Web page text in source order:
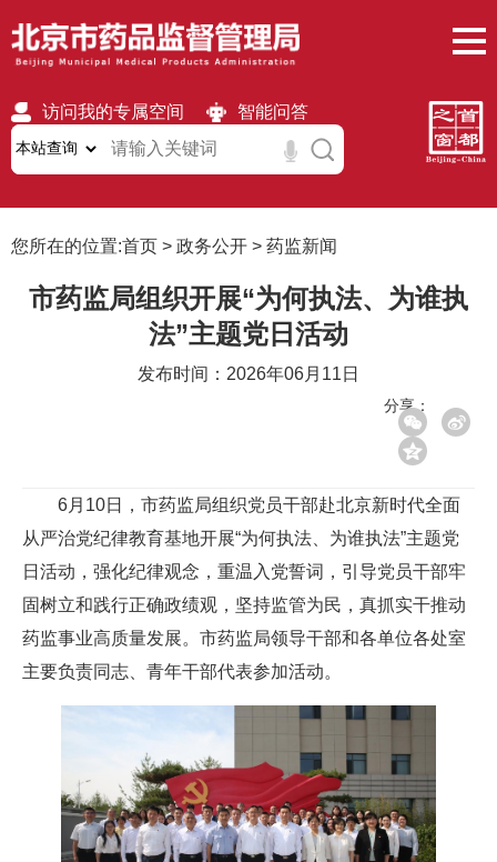
访问我的专属空间 智能问答
无障碍 繁體 移动版
您所在的位置:首页 > 政务公开 > 药监新闻
市药监局组织开展“为何执法、为谁执
法”主题党日活动
发布时间：2026年06月11日
分享：
6月10日，市药监局组织党员干部赴北京新时代全面
从严治党纪律教育基地开展“为何执法、为谁执法”主题党
日活动，强化纪律观念，重温入党誓词，引导党员干部牢
固树立和践行正确政绩观，坚持监管为民，真抓实干推动
药监事业高质量发展。市药监局领导干部和各单位各处室
主要负责同志、青年干部代表参加活动。